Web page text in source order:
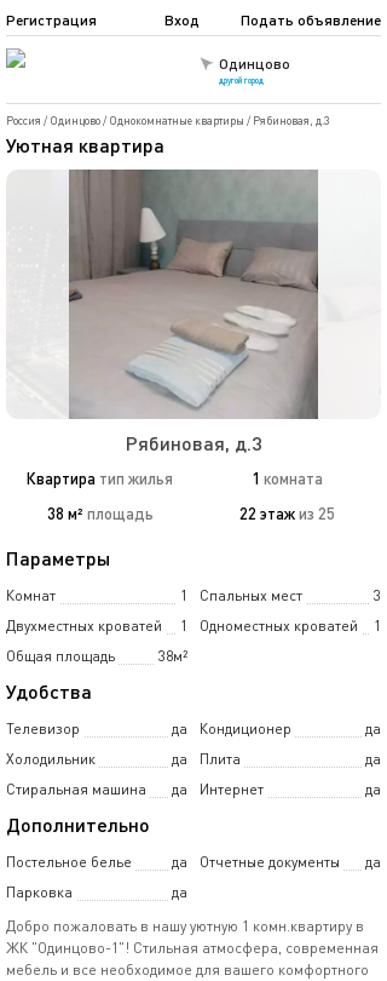
Одинцово
другой город
Подать объявление
Регистрация Вход
Россия / Одинцово/ Однокомнатные квартиры / Рябиновая, д.3
Уютная квартира
Рябиновая, д.3
Квартира тип жилья 1 комната
38 м² площадь 22 этажиз 25
Параметры
Комнат 1 Спальных мест
3
Двухместных кроватей
1 Одноместных кроватей
1
Общая площадь
38м²
Удобства
Телевизор да Кондиционер
да
Холодильник
да Плита
да
Стиральная машина
да Интернет да
Дополнительно
Постельное белье да Отчетные документы
да
Парковка
да
Добро пожаловать в нашу уютную 1 комн.квартиру в
ЖК "Одинцово-1"! Стильная атмосфера, современная
мебель и все необходимое для вашего комфортного